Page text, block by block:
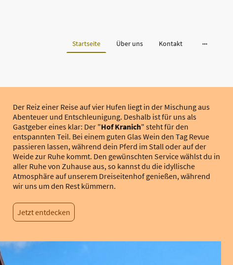
Startseite Über uns Kontakt
Der Reiz einer Reise auf vier Hufen liegt in der Mischung aus
Abenteuer und Entschleunigung. Deshalb ist für uns als
Gastgeber eines klar: Der "Hof Kranich" steht für den
entspannten Teil. Bei einem guten Glas Wein den Tag Revue
passieren lassen, während dein Pferd im Stall oder auf der
Weide zur Ruhe kommt. Den gewünschten Service wählst du in
aller Ruhe von Zuhause aus, so kannst du die idyllische
Atmosphäre auf unserem Dreiseitenhof genießen, während
wir uns um den Rest kümmern.
Jetzt entdecken